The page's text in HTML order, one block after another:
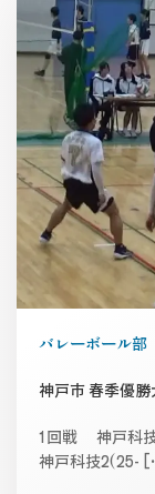
バレーボール部
神戸市 春季優
1回戦 神戸科
神戸科技2(25-